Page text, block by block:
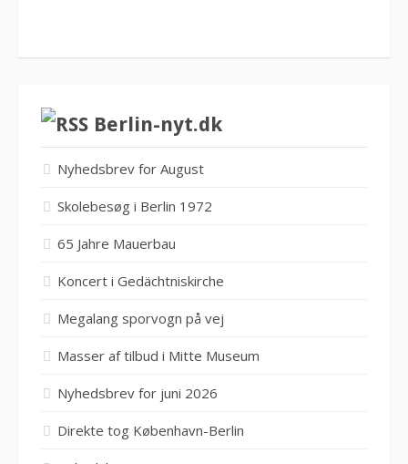
Berlin-nyt.dk
Nyhedsbrev for August
Skolebesøg i Berlin 1972
65 Jahre Mauerbau
Koncert i Gedächtniskirche
Megalang sporvogn på vej
Masser af tilbud i Mitte Museum
Nyhedsbrev for juni 2026
Direkte tog København-Berlin